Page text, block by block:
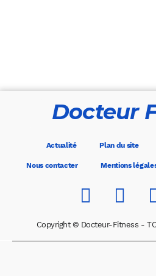
Docteur
Actualité Plan du site
Nous contacter Mentions
Copyright © Docteur-Fitness -